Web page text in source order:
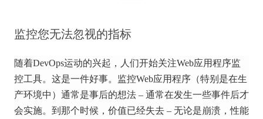
监控您无法忽视的指标
随着DevOps运动的兴起，人们开始关注Web应用程序监
控工具。 这是一件好事。 监控Web应用程序（特别是在生
产环境中）通常是事后的想法 – 通常在发生一些事件后才
会实施。 到那个时候，价值已经失去 – 无论是崩溃，性能